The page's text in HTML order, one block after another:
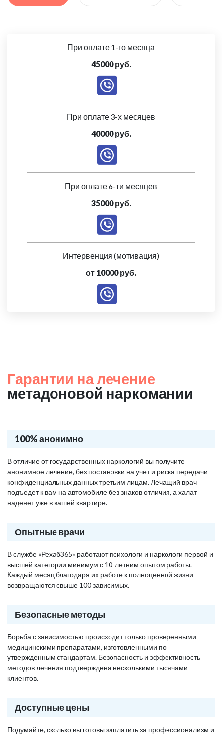
При оплате 1-го месяца
45000 руб.
При оплате 3-х месяцев
40000 руб.
При оплате 6-ти месяцев
35000 руб.
Интервенция (мотивация)
от 10000 руб.
Гарантии на лечение
метадоновой наркомании
100% анонимно
В отличие от государственных наркологий вы получите
анонимное лечение, без постановки на учет и риска передачи
конфиденциальных данных третьим лицам. Лечащий врач
подъедет к вам на автомобиле без знаков отличия, а халат
наденет уже в вашей квартире.
Опытные врачи
В службе «Рехаб365» работают психологи и наркологи первой и
высшей категории минимум с 10-летним опытом работы.
Каждый месяц благодаря их работе к полноценной жизни
возвращаются свыше 100 зависимых.
Безопасные методы
Борьба с зависимостью происходит только проверенными
медицинскими препаратами, изготовленными по
утвержденным стандартам. Безопасность и эффективность
методов лечения подтверждена несколькими тысячами
клиентов.
Доступные цены
Подумайте, сколько вы готовы заплатить за профессионализм и